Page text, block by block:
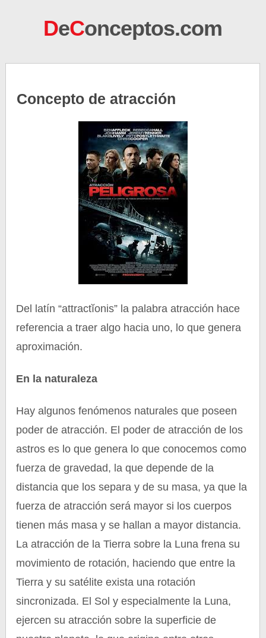
DeConceptos.com
Concepto de atracción
Del latín “attractĭonis” la palabra atracción hace
referencia a traer algo hacia uno, lo que genera
aproximación.
En la naturaleza
Hay algunos fenómenos naturales que poseen
poder de atracción. El poder de atracción de los
astros es lo que genera lo que conocemos como
fuerza de gravedad, la que depende de la
distancia que los separa y de su masa, ya que la
fuerza de atracción será mayor si los cuerpos
tienen más masa y se hallan a mayor distancia.
La atracción de la Tierra sobre la Luna frena su
movimiento de rotación, haciendo que entre la
Tierra y su satélite exista una rotación
sincronizada. El Sol y especialmente la Luna,
ejercen su atracción sobre la superficie de